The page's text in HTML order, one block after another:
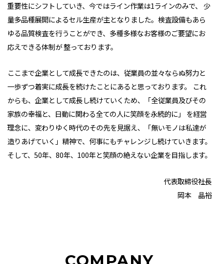
重要性にシフトしていき、今ではライン作業は1ラインのみで、 少
量多品種展開によるセル生産が主となりました。検査設備もあら
ゆる品質検査を行うことができ、多種多様なお客様のご要望にお
応えできる体制が 整っております。
ここまで企業として成長できたのは、従業員の並々ならぬ努力と
一歩ずつ着実に成長を続けたことにあると思っております。 これ
からも、企業として成長し続けていくため、「全従業員及びその
家族の幸福と、日動に関わる全ての人に笑顔を永続的に」 を経営
理念に、変わりゆく時代のその先を見据え、「無いモノは私達が
造りあげていく」精神で、何事にもチャレンジし続けていきます。
そして、50年、80年、100年と笑顔の絶えない企業を目指します。
代表取締役社長
岡本 晶裕